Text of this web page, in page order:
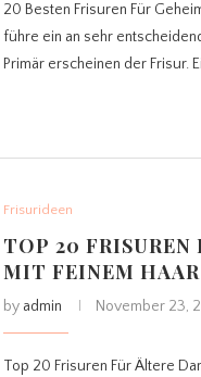
20 Besten Frisuren Für
führe ein an sehr
Primär erscheinen der Frisur.
Frisurideen
TOP 20 FRISUREN
MIT FEINEM HAAR
by admin November 23,
Top 20 Frisuren Für Ältere